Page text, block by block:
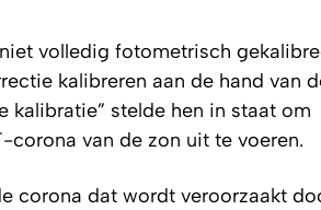
volledig fotometrisch
kalibreren aan de hand van
kalibratie” stelde hen in staat om
corona van de zon uit te voeren.
corona dat wordt veroorzaakt